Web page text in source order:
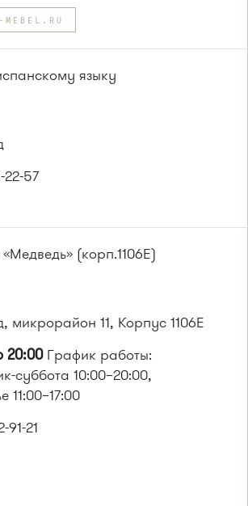
13, 15, 23, 31.
431м, 476м, 720м, 721м, 900, 903
"12 микрорайон":
128, 312, 377, 390, 408м, 431м, 476, 476м,
MEBEL.RU
языку
22-57
(корп.1106Е)
микрорайон 11, Корпус 1106Е
20:00График работы:
суббота 10:00–20:00,
11:00–17:00
91-21